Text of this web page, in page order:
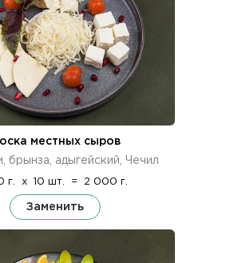
местных сыров
брынза, адыгейский, Чечил
г. x 10 шт. = 2 000 г.
Заменить